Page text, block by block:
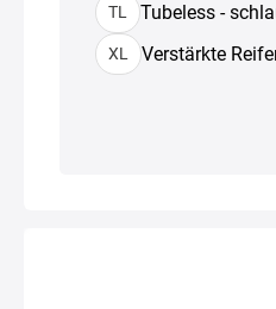
TL Tubeless -
XL Verstärkte